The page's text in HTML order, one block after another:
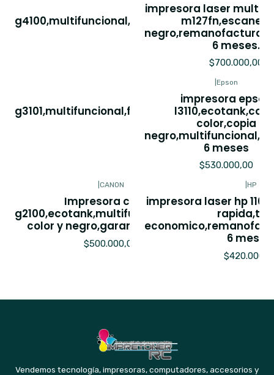
Impresora canon
6 meses.
$600.000,00
impresora laser
6 meses.
$700.000,00
impresora canon
6 meses.
$550.000,00
Epson
impresora epson
color,copia
6 meses
$530.000,00
CANON
Impresora canon
g2100,ecotank,multifuncional,copia
color y negro,garantia 6 meses
$500.000,00
HP
impresora laser hp
6 meses.
Vendemos tecnología, impresoras, computadores, accesorios y